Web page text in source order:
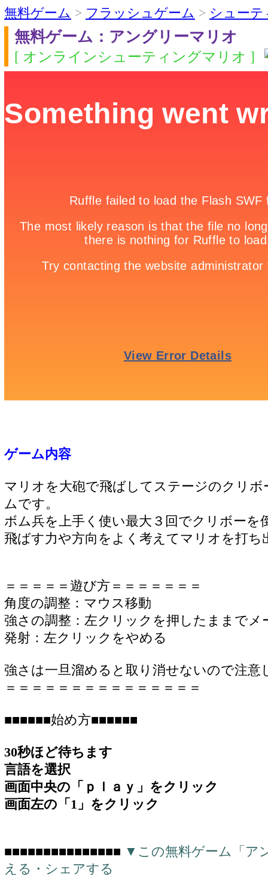
無料ゲーム > フラッシュゲーム > シューテ
無料ゲーム：アングリーマリオ
[ オンラインシューティングマリオ ]
ゲーム内容
マリオを大砲で飛ばしてステージのクリ
ムです。
ボム兵を上手く使い最大３回でクリボーを
飛ばす力や方向をよく考えてマリオを打ち
＝＝＝＝＝遊び方＝＝＝＝＝＝＝
角度の調整：マウス移動
強さの調整：左クリックを押したままでメ
発射：左クリックをやめる
強さは一旦溜めると取り消せないので注意
＝＝＝＝＝＝＝＝＝＝＝＝＝＝＝
■■■■■■始め方■■■■■■
30秒ほど待ちます
言語を選択
画面中央の「ｐｌａｙ」をクリック
画面左の「1」をクリック
■■■■■■■■■■■■■■■ ▼この無料ゲーム「ア
える・シェアする